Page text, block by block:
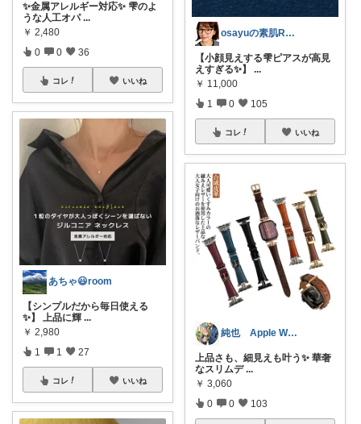
✨金属アレルギー対応✨ 雫のよ
うな人工オパ ...
￥ 2,480
0 0 36
コレ いいね
あちゃ😃room
【シンプルだから毎日使える
✨】 上品に輝 ...
￥ 2,980
1 1 27
コレ いいね
osayuの素肌ROOM
【小顔見えする雫ピアスが高見
えすぎる✨】 ...
￥ 11,000
1 0 105
コレ いいね
純也 Apple Watch関連紹介
上品さも、細見えも叶う✨ 華奢
なスリムデ ...
￥ 3,060
0 0 103